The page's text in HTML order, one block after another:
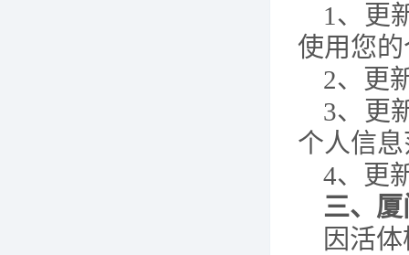
1、
更
使用您
2、
更
3、
更
个人信
4、
更
三、 厦
因活